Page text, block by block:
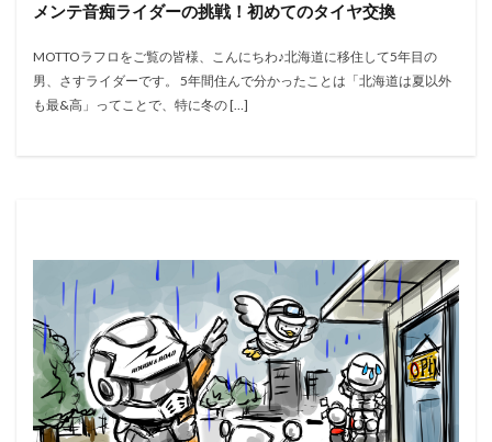
メンテ音痴ライダーの挑戦！初めてのタイヤ交換
MOTTOラフロをご覧の皆様、こんにちわ♪北海道に移住して5年目の
男、さすライダーです。 5年間住んで分かったことは「北海道は夏以外
も最&高」ってことで、特に冬の […]